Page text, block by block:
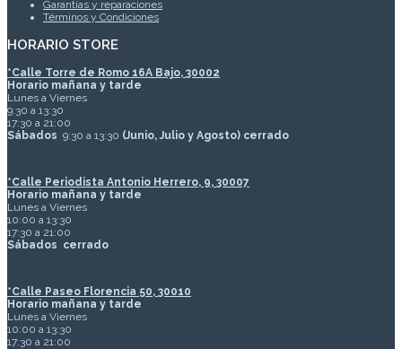
Garantías y reparaciones
Términos y Condiciones
HORARIO STORE
*Calle Torre de Romo 16A Bajo, 30002
Horario mañana y tarde
Lunes a Viernes
9:30 a 13:30
17:30 a 21:00
Sábados 9:30 a 13:30 (Junio, Julio y Agosto) cerrado
*Calle Periodista Antonio Herrero, 9, 30007
Horario mañana y tarde
Lunes a Viernes
10:00 a 13:30
17:30 a 21:00
Sábados cerrado
*Calle Paseo Florencia 50, 30010
Horario mañana y tarde
Lunes a Viernes
10:00 a 13:30
17:30 a 21:00